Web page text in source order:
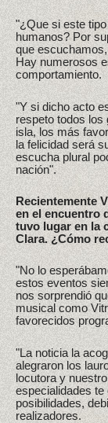
"¿Que si este
humanos? Por
que
Hay numerosos
comportamiento.
"Y si dicho acto
respeto todos los
isla, los más
la felicidad será
escucha plural
nación".
Recientemente
en el encuentro
tuvo lugar en la
Clara. ¿Cómo
"No lo
estos eventos
nos sorprendió
musical como
favorecidos
"La noticia la
alegraron los
locutora y
especialidades
posibilidades,
realizadores.